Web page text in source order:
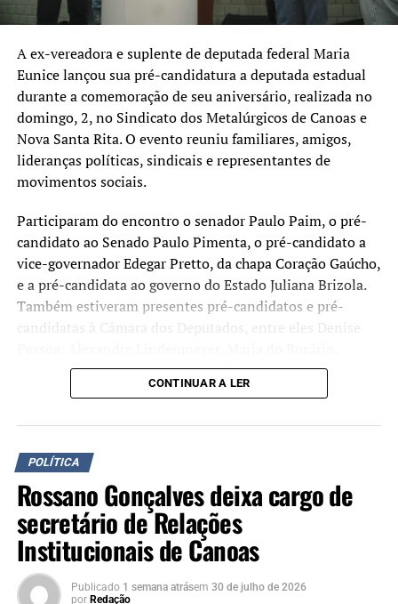
A ex-vereadora e suplente de deputada federal Maria
Eunice lançou sua pré-candidatura a deputada estadual
durante a comemoração de seu aniversário, realizada no
domingo, 2, no Sindicato dos Metalúrgicos de Canoas e
Nova Santa Rita. O evento reuniu familiares, amigos,
lideranças políticas, sindicais e representantes de
movimentos sociais.
Participaram do encontro o senador Paulo Paim, o pré-
candidato ao Senado Paulo Pimenta, o pré-candidato a
vice-governador Edegar Pretto, da chapa Coração Gaúcho,
e a pré-candidata ao governo do Estado Juliana Brizola.
Também estiveram presentes pré-candidatos e pré-
candidatas à Câmara dos Deputados, entre eles Denise
Valdeci Oliveira, Ary Vanazzi, José Fortunati, Reginete
Bispo, Rodrigo Cebola e Pérola Sampaio.
Durante o ato, Maria Eunice apresentou sua pré-
candidatura a deputada estadual e recebeu apoio de
lideranças presentes. O encontro também destacou sua
trajetória ligada aos movimentos sociais, sindicais e de
mulheres, além de pautas como a defesa do Sistema
Único de Saúde (SUS), da educação pública e o
enfrentamento à violência contra a mulher.
A pré-candidata afirmou que a disputa eleitoral será
CONTINUAR A LER
POLÍTICA
Rossano Gonçalves deixa cargo de
secretário de Relações
Institucionais de Canoas
Publicado 1 semana atrásem 30 de julho de 2026
por Redação